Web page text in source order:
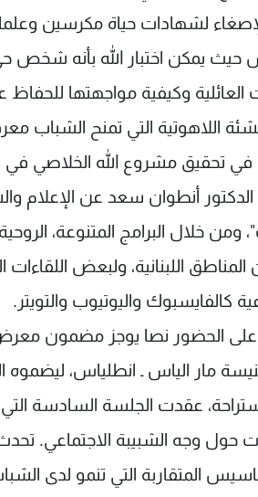
لشهادات حياة مكرسين
حيث يمكن اختبار الله بأنه شخص
العائلية وكيفية مواجهتها للحفاظ
اللاهوتية التي تمنح
في تحقيق مشروع الله الخلاصي في
أنطوان سعد عن الإعلام
ومن خلال البرامج المتنوعة،
اللبنانية، ولبعض
كالفايسبوك واليوتيوب والتويتر.
الحضور نصا يوجز مضمون معرض
مار الياس ـ انطلياس، ليضموه
عقدت الجلسة السادسة
حول وجه الشبيبة الاجتماعي.
المتقاربة التي تنمو لدى